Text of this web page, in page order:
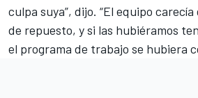
culpa suya”, dijo. “El equipo
de repuesto, y si las hubiéramos
el programa de trabajo se hubiera